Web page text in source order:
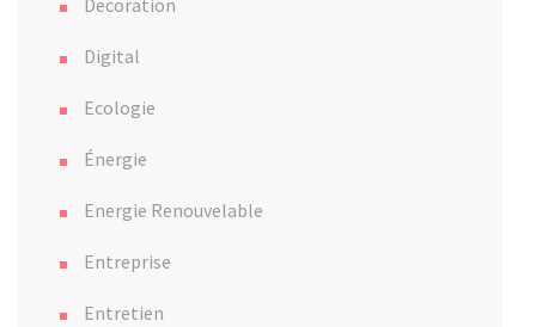
Decoration
Digital
Ecologie
Énergie
Energie Renouvelable
Entreprise
Entretien